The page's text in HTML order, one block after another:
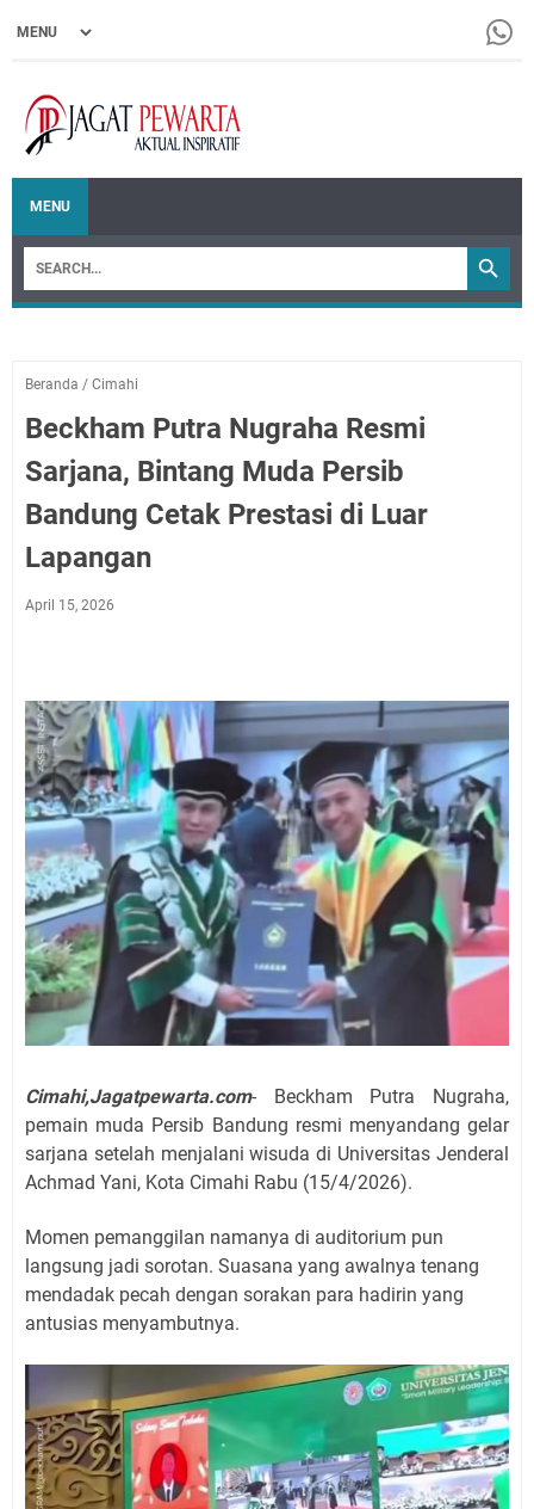
MENU
Beranda / Cimahi
Beckham Putra Nugraha Resmi
Sarjana, Bintang Muda Persib
Bandung Cetak Prestasi di Luar
Lapangan
April 15, 2026
Cimahi,Jagatpewarta.com- Beckham Putra Nugraha,
pemain muda Persib Bandung resmi menyandang gelar
sarjana setelah menjalani wisuda di Universitas Jenderal
Achmad Yani, Kota Cimahi Rabu (15/4/2026).
Momen pemanggilan namanya di auditorium pun
langsung jadi sorotan. Suasana yang awalnya tenang
mendadak pecah dengan sorakan para hadirin yang
antusias menyambutnya.